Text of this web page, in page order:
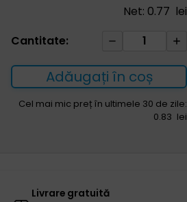
Net: 0.77 lei
Cantitate:
Cantitate
Nelaton
CH
12
400mm
Adăugați în coș
Cel mai mic preț în ultimele 30 de zile:
0.83 lei
Livrare gratuită